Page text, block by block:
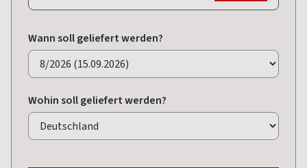
Wann soll geliefert werden?
Wohin soll geliefert werden?